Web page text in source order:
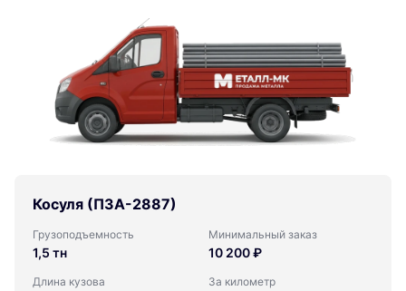
Косуля (ПЗА-2887)
Грузоподъемность
1,5 тн
Минимальный заказ
10 200 ₽
Длина кузова За километр